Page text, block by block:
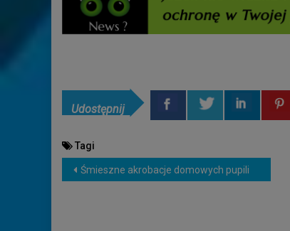
Udostępnij
Tagi
NAWIGACJA
WPISU
Śmieszne akrobacje domowych pupili